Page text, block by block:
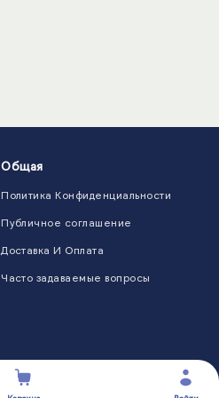
Общая
Политика Конфиденциальности
Публичное соглашение
Доставка И Оплата
Часто задаваемые вопросы